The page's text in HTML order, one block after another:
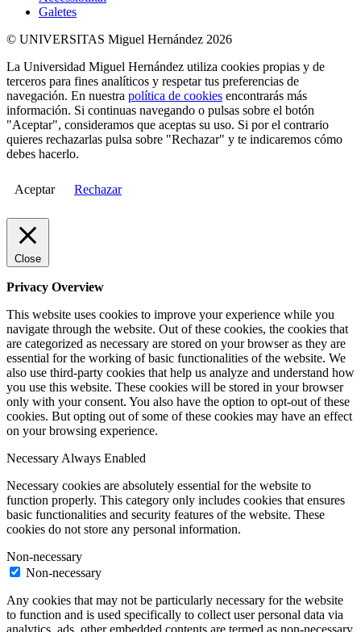
Galetes
© UNIVERSITAS Miguel Hernández 2026
La Universidad Miguel Hernández utiliza cookies propias y de
terceros para fines analíticos y respetar tus preferencias de
navegación. En nuestra política de cookies encontrarás más
información. Si continuas navegando o pulsas sobre el botón
"Aceptar", consideramos que aceptas su uso. Si por el contrario
quieres rechazarlas pulsa sobre "Rechazar" y te indicaremos cómo
debes hacerlo.
Aceptar Rechazar
Close
Privacy Overview
This website uses cookies to improve your experience while you
navigate through the website. Out of these cookies, the cookies that
are categorized as necessary are stored on your browser as they are
essential for the working of basic functionalities of the website. We
also use third-party cookies that help us analyze and understand how
you use this website. These cookies will be stored in your browser
only with your consent. You also have the option to opt-out of these
cookies. But opting out of some of these cookies may have an effect
on your browsing experience.
NecessaryAlways Enabled
Necessary cookies are absolutely essential for the website to
function properly. This category only includes cookies that ensures
basic functionalities and security features of the website. These
cookies do not store any personal information.
Non-necessary
Non-necessary
Any cookies that may not be particularly necessary for the website
to function and is used specifically to collect user personal data via